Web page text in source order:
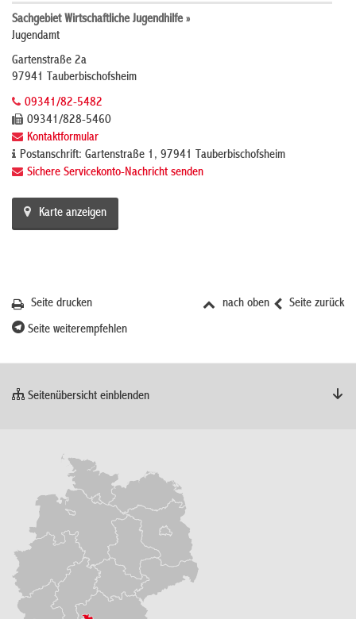
Sachgebiet Wirtschaftliche Jugendhilfe »
Jugendamt
Gartenstraße 2a
97941 Tauberbischofsheim
09341/82-5482
09341/828-5460
Kontaktformular
Postanschrift: Gartenstraße 1, 97941 Tauberbischofsheim
Sichere Servicekonto-Nachricht senden
Karte anzeigen
Seite zurück
nach oben
Seite drucken
Seite weiterempfehlen
Seitenübersicht einblenden